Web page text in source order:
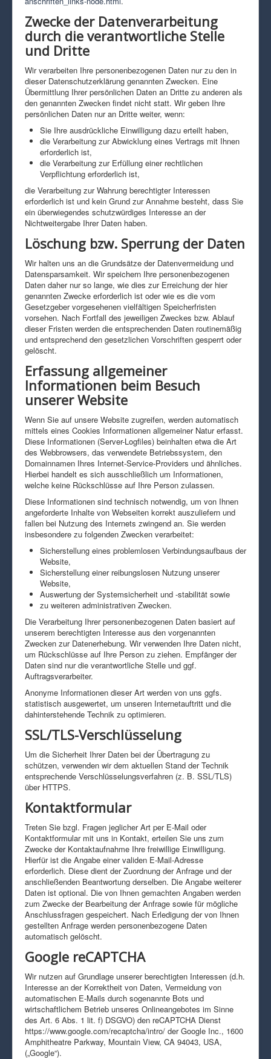
Zwecke der Datenverarbeitung
durch die verantwortliche Stelle
und Dritte
Wir verarbeiten Ihre personenbezogenen Daten nur zu den in
dieser Datenschutzerklärung genannten Zwecken. Eine
Übermittlung Ihrer persönlichen Daten an Dritte zu anderen als
den genannten Zwecken findet nicht statt. Wir geben Ihre
persönlichen Daten nur an Dritte weiter, wenn:
Sie Ihre ausdrückliche Einwilligung dazu erteilt haben,
die Verarbeitung zur Abwicklung eines Vertrags mit Ihnen
erforderlich ist,
die Verarbeitung zur Erfüllung einer rechtlichen
Verpflichtung erforderlich ist,
die Verarbeitung zur Wahrung berechtigter Interessen
erforderlich ist und kein Grund zur Annahme besteht, dass Sie
ein überwiegendes schutzwürdiges Interesse an der
Nichtweitergabe Ihrer Daten haben.
Löschung bzw. Sperrung der Daten
Wir halten uns an die Grundsätze der Datenvermeidung und
Datensparsamkeit. Wir speichern Ihre personenbezogenen
Daten daher nur so lange, wie dies zur Erreichung der hier
genannten Zwecke erforderlich ist oder wie es die vom
Gesetzgeber vorgesehenen vielfältigen Speicherfristen
vorsehen. Nach Fortfall des jeweiligen Zweckes bzw. Ablauf
dieser Fristen werden die entsprechenden Daten routinemäßig
und entsprechend den gesetzlichen Vorschriften gesperrt oder
gelöscht.
Erfassung allgemeiner
Informationen beim Besuch
unserer Website
Wenn Sie auf unsere Website zugreifen, werden automatisch
mittels eines Cookies Informationen allgemeiner Natur erfasst.
Diese Informationen (Server-Logfiles) beinhalten etwa die Art
des Webbrowsers, das verwendete Betriebssystem, den
Domainnamen Ihres Internet-Service-Providers und ähnliches.
Hierbei handelt es sich ausschließlich um Informationen,
welche keine Rückschlüsse auf Ihre Person zulassen.
Diese Informationen sind technisch notwendig, um von Ihnen
angeforderte Inhalte von Webseiten korrekt auszuliefern und
fallen bei Nutzung des Internets zwingend an. Sie werden
insbesondere zu folgenden Zwecken verarbeitet:
Sicherstellung eines problemlosen Verbindungsaufbaus der
Website,
Sicherstellung einer reibungslosen Nutzung unserer
Website,
Auswertung der Systemsicherheit und -stabilität sowie
zu weiteren administrativen Zwecken.
Die Verarbeitung Ihrer personenbezogenen Daten basiert auf
unserem berechtigten Interesse aus den vorgenannten
Zwecken zur Datenerhebung. Wir verwenden Ihre Daten nicht,
um Rückschlüsse auf Ihre Person zu ziehen. Empfänger der
Daten sind nur die verantwortliche Stelle und ggf.
Auftragsverarbeiter.
Anonyme Informationen dieser Art werden von uns ggfs.
statistisch ausgewertet, um unseren Internetauftritt und die
dahinterstehende Technik zu optimieren.
SSL/TLS-Verschlüsselung
Um die Sicherheit Ihrer Daten bei der Übertragung zu
schützen, verwenden wir dem aktuellen Stand der Technik
entsprechende Verschlüsselungsverfahren (z. B. SSL/TLS)
über HTTPS.
Kontaktformular
Treten Sie bzgl. Fragen jeglicher Art per E-Mail oder
Kontaktformular mit uns in Kontakt, erteilen Sie uns zum
Zwecke der Kontaktaufnahme Ihre freiwillige Einwilligung.
Hierfür ist die Angabe einer validen E-Mail-Adresse
erforderlich. Diese dient der Zuordnung der Anfrage und der
anschließenden Beantwortung derselben. Die Angabe weiterer
Daten ist optional. Die von Ihnen gemachten Angaben werden
zum Zwecke der Bearbeitung der Anfrage sowie für mögliche
Anschlussfragen gespeichert. Nach Erledigung der von Ihnen
gestellten Anfrage werden personenbezogene Daten
automatisch gelöscht.
Google reCAPTCHA
Wir nutzen auf Grundlage unserer berechtigten Interessen (d.h.
Interesse an der Korrektheit von Daten, Vermeidung von
automatischen E-Mails durch sogenannte Bots und
wirtschaftlichem Betrieb unseres Onlineangebotes im Sinne
des Art. 6 Abs. 1 lit. f) DSGVO) den reCAPTCHA Dienst
https://www.google.com/recaptcha/intro/ der Google Inc., 1600
Amphitheatre Parkway, Mountain View, CA 94043, USA,
(„Google“).